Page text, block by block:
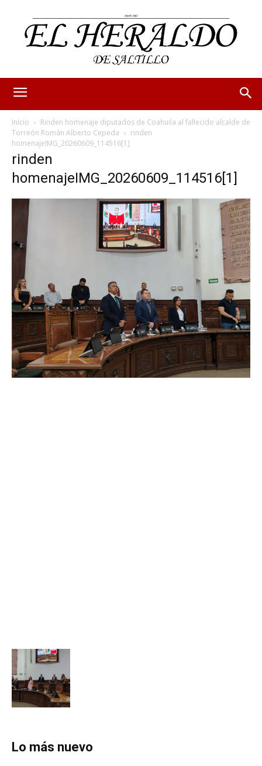
Inicio
Rinden homenaje diputados de Coahuila al fallecido alcalde de
Torreón Román Alberto Cepeda
rinden
homenajeIMG_20260609_114516[1]
rinden
homenajeIMG_20260609_114516[1]
Lo más nuevo